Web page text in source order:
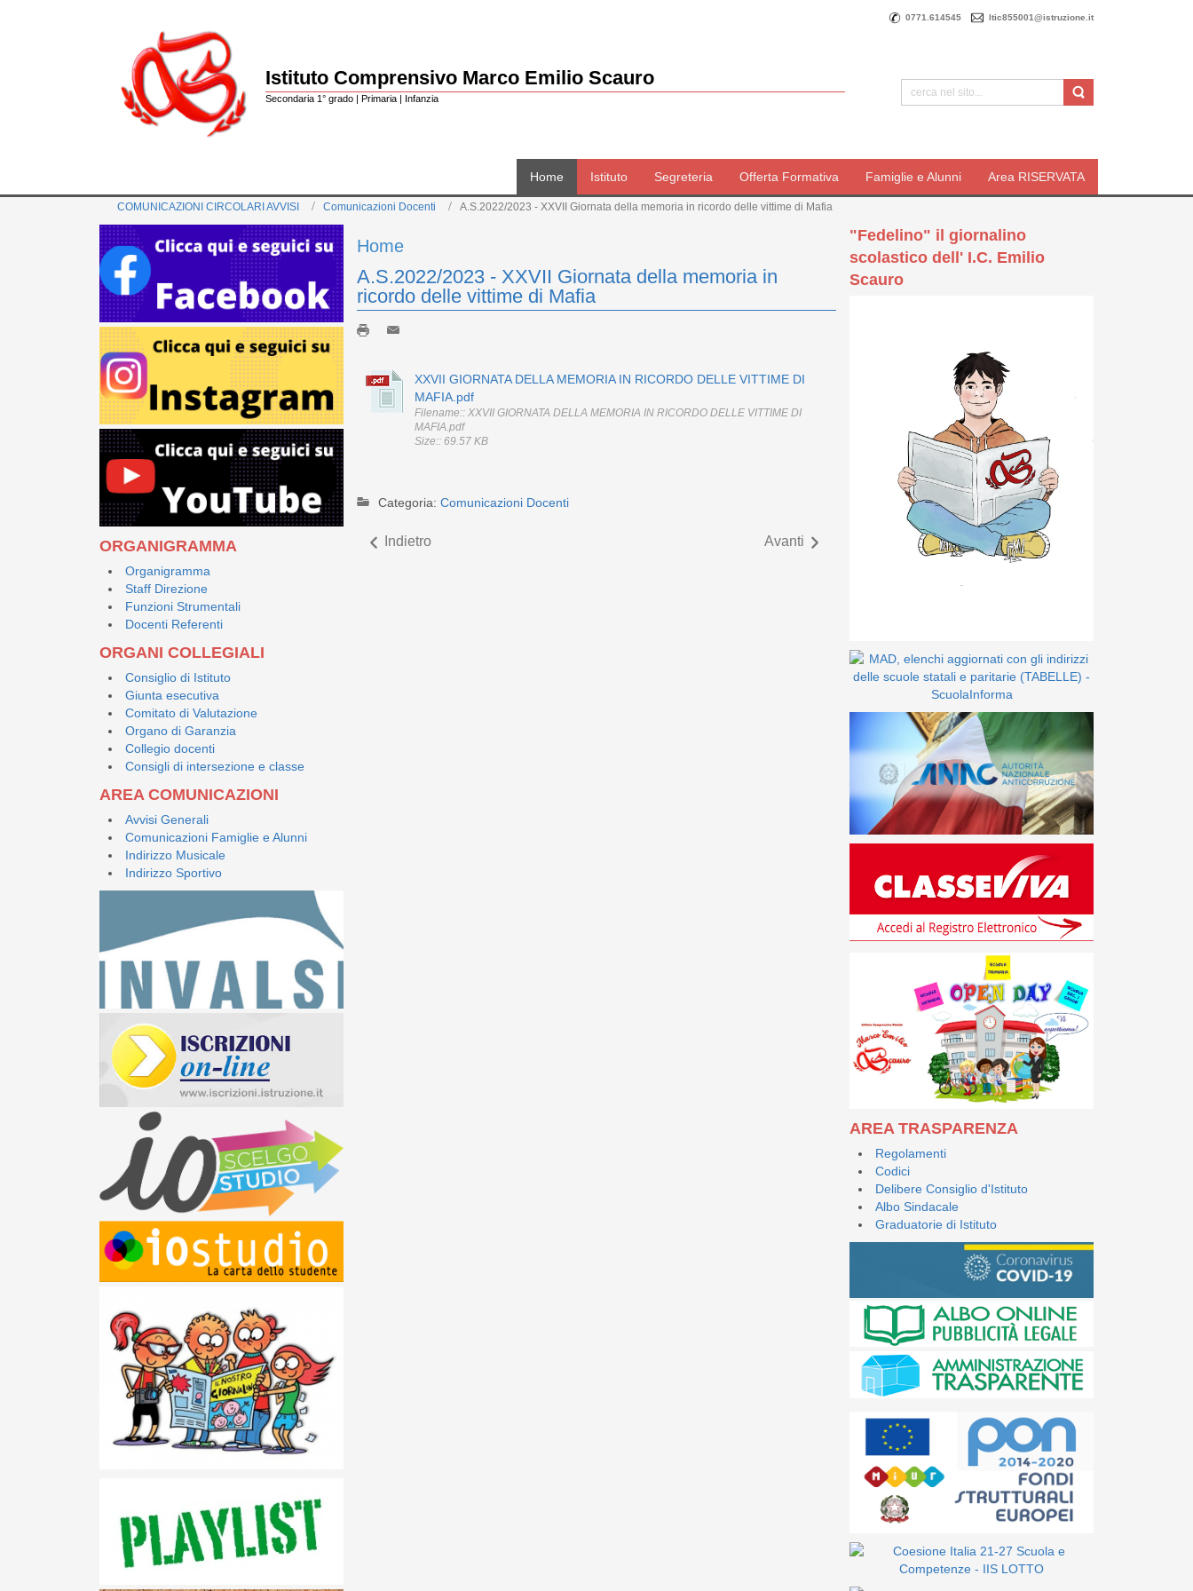
0771.614545 ltic855001@istruzione.it
Istituto Comprensivo Marco Emilio Scauro
Secondaria 1° grado | Primaria | Infanzia
Home Istituto Segreteria Offerta Formativa Famiglie e Alunni Area RISERVATA
COMUNICAZIONI CIRCOLARI AVVISI Comunicazioni Docenti A.S.2022/2023 - XXVII Giornata della memoria in ricordo delle vittime di Mafia
ORGANIGRAMMA
Organigramma
Staff Direzione
Funzioni Strumentali
Docenti Referenti
ORGANI COLLEGIALI
Consiglio di Istituto
Giunta esecutiva
Comitato di Valutazione
Organo di Garanzia
Collegio docenti
Consigli di intersezione e classe
AREA COMUNICAZIONI
Avvisi Generali
Comunicazioni Famiglie e Alunni
Indirizzo Musicale
Indirizzo Sportivo
Home
A.S.2022/2023 - XXVII Giornata della memoria in
ricordo delle vittime di Mafia
XXVII GIORNATA DELLA MEMORIA IN RICORDO DELLE VITTIME DI
MAFIA.pdf
Filename:: XXVII GIORNATA DELLA MEMORIA IN RICORDO DELLE VITTIME DI
MAFIA.pdf
Size:: 69.57 KB
Categoria: Comunicazioni Docenti
Indietro Avanti
"Fedelino" il giornalino
scolastico dell' I.C. Emilio
Scauro
AREA TRASPARENZA
Regolamenti
Codici
Delibere Consiglio d'Istituto
Albo Sindacale
Graduatorie di Istituto